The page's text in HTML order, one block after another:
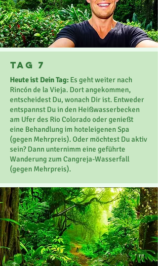
Tag 7
Heute ist Dein Tag: Es geht weiter nach
Rincón de la Vieja. Dort angekommen,
entscheidest Du, wonach Dir ist. Entweder
entspannst Du in den Heißwasserbecken
am Ufer des Rio Colorado oder genießt
eine Behandlung im hoteleigenen Spa
(gegen Mehrpreis). Oder möchtest Du aktiv
sein? Dann unternimm eine geführte
Wanderung zum Cangreja-Wasserfall
(gegen Mehrpreis).